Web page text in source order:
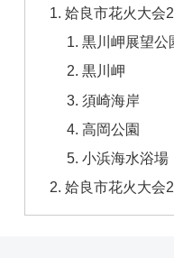
姶良市花火大会
黒川岬展望公
黒川岬
須崎海岸
高岡公園
小浜海水浴場
姶良市花火大会